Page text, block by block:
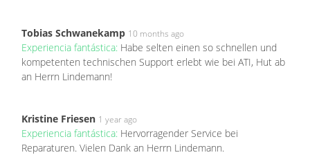
Tobias Schwanekamp 10 months ago
Experiencia fantástica: Habe selten einen so schnellen und
kompetenten technischen Support erlebt wie bei ATI, Hut ab
an Herrn Lindemann!
Kristine Friesen 1 year ago
Experiencia fantástica: Hervorragender Service bei
Reparaturen. Vielen Dank an Herrn Lindemann.